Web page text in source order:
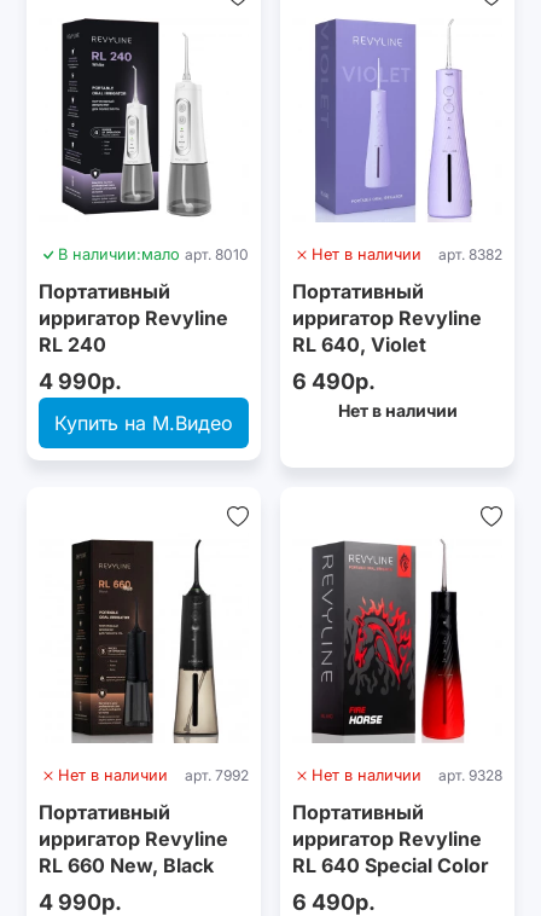
В наличии:мало арт. 8010
Портативный
ирригатор Revyline
RL 240
4 990р.
Купить на М.Видео
Нет в наличии арт. 8382
Портативный
ирригатор Revyline
RL 640, Violet
6 490р.
Нет в наличии
Нет в наличии арт. 7992
Портативный
ирригатор Revyline
RL 660 New, Black
4 990р.
Нет в наличии арт. 9328
Портативный
ирригатор Revyline
RL 640 Special Color
Edition Fire Horse
6 490р.